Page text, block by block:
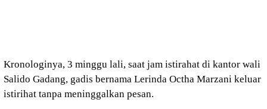
Kronologinya, 3 minggu lali, saat jam istirahat di kantor wali
Salido Gadang, gadis bernama Lerinda Octha Marzani keluar
istirihat tanpa meninggalkan pesan.